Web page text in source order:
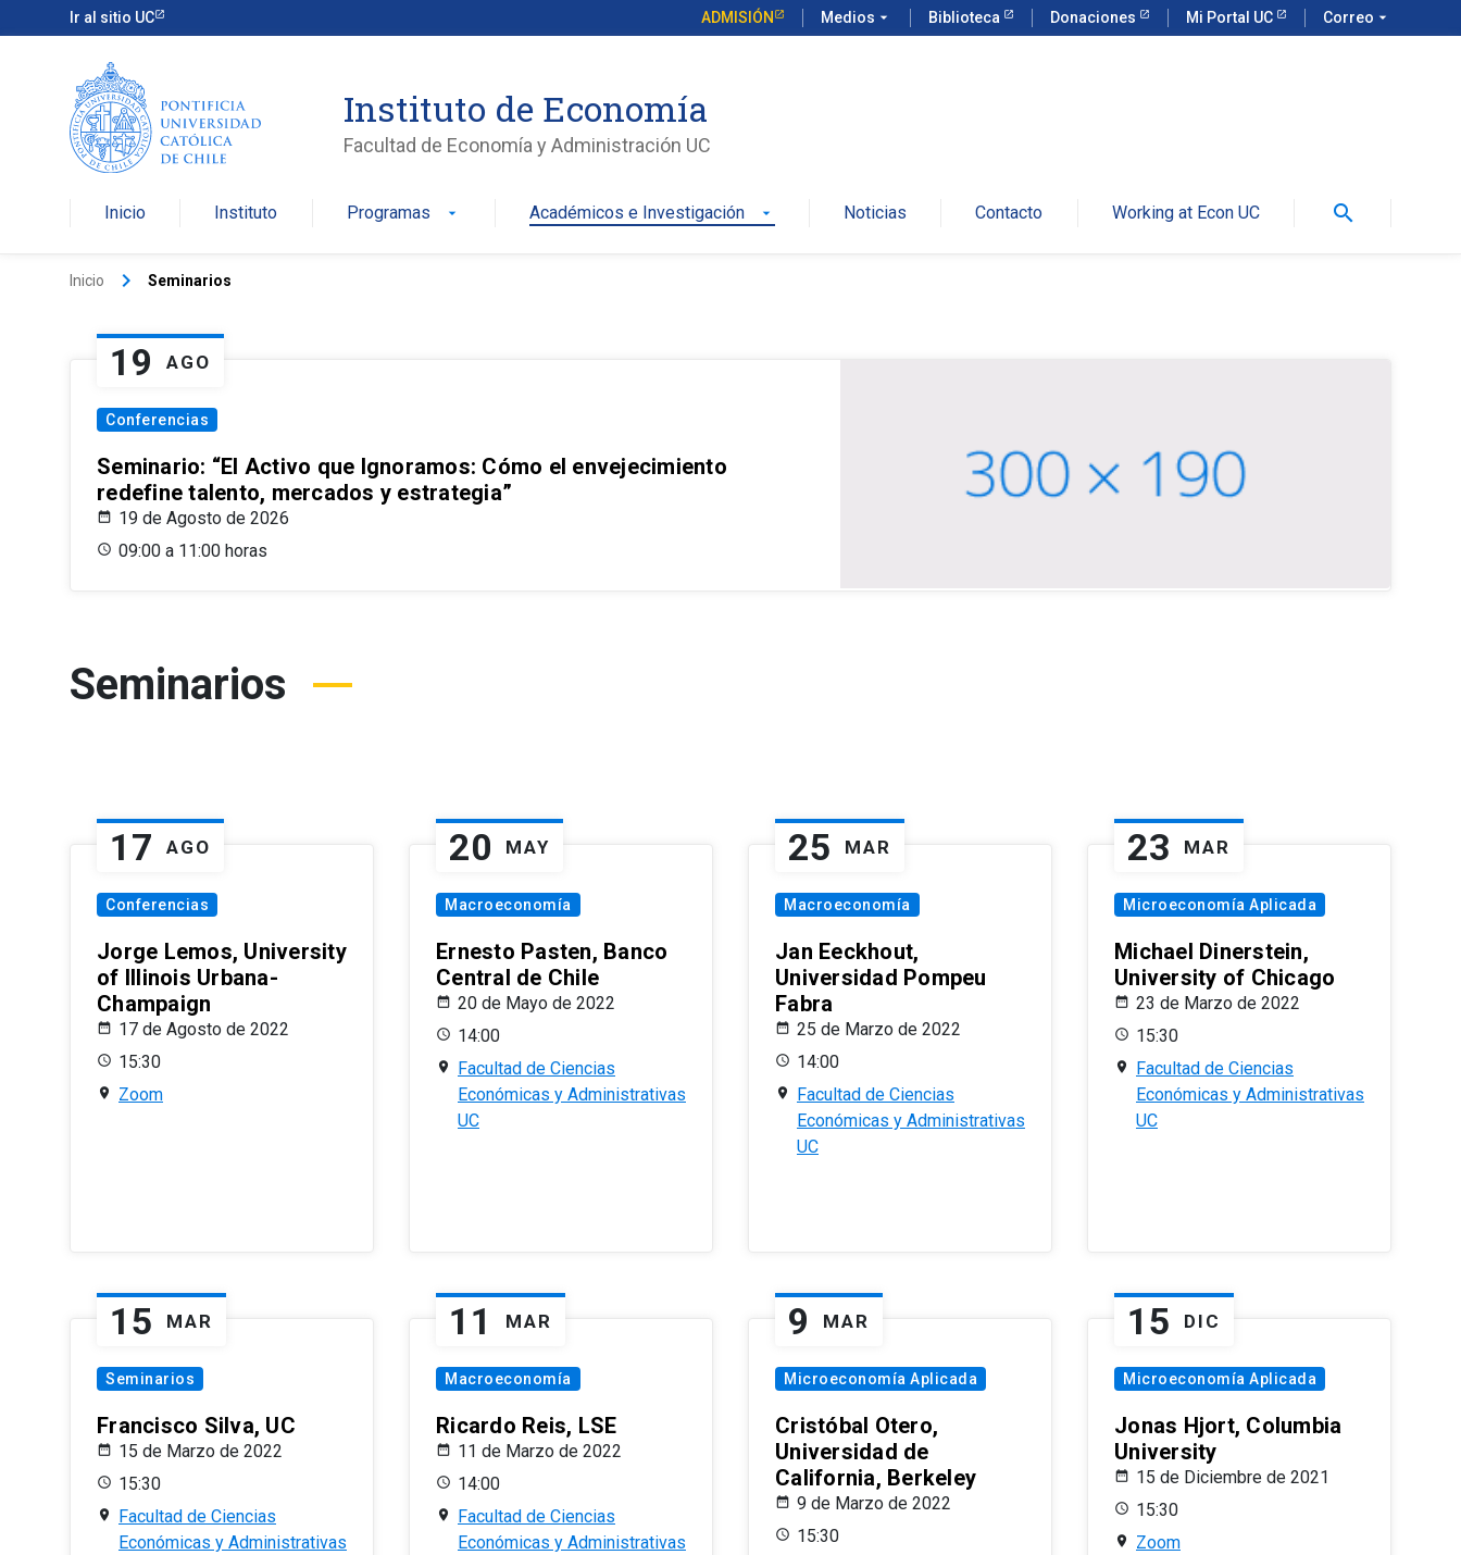
Ir al sitio UC ADMISIÓN Medios arrow_drop_down Biblioteca Donaciones Mi Portal UC Correo arrow_drop_down
Instituto de Economía
Facultad de Economía y Administración UC
Inicio Instituto Programas arrow_drop_down Académicos e Investigación arrow_drop_down Noticias Contacto Working at Econ UC search
Inicio keyboard_arrow_right Seminarios
19 AGO
Conferencias
Seminario: “El Activo que Ignoramos: Cómo el envejecimiento
redefine talento, mercados y estrategia”
19 de Agosto de 2026
09:00 a 11:00 horas
Seminarios
17 AGO
Conferencias
Jorge Lemos, University
of Illinois Urbana-
Champaign
17 de Agosto de 2022
15:30
Zoom
20 MAY
Macroeconomía
Ernesto Pasten, Banco
Central de Chile
20 de Mayo de 2022
14:00
Facultad de Ciencias
Económicas y Administrativas
UC
25 MAR
Macroeconomía
Jan Eeckhout,
Universidad Pompeu
Fabra
25 de Marzo de 2022
14:00
Facultad de Ciencias
Económicas y Administrativas
UC
23 MAR
Microeconomía Aplicada
Michael Dinerstein,
University of Chicago
23 de Marzo de 2022
15:30
Facultad de Ciencias
Económicas y Administrativas
UC
15 MAR
Seminarios
Francisco Silva, UC
15 de Marzo de 2022
15:30
Facultad de Ciencias
Económicas y Administrativas
11 MAR
Macroeconomía
Ricardo Reis, LSE
11 de Marzo de 2022
14:00
Facultad de Ciencias
Económicas y Administrativas
9 MAR
Microeconomía Aplicada
Cristóbal Otero,
Universidad de
California, Berkeley
9 de Marzo de 2022
15:30
15 DIC
Microeconomía Aplicada
Jonas Hjort, Columbia
University
15 de Diciembre de 2021
15:30
Zoom